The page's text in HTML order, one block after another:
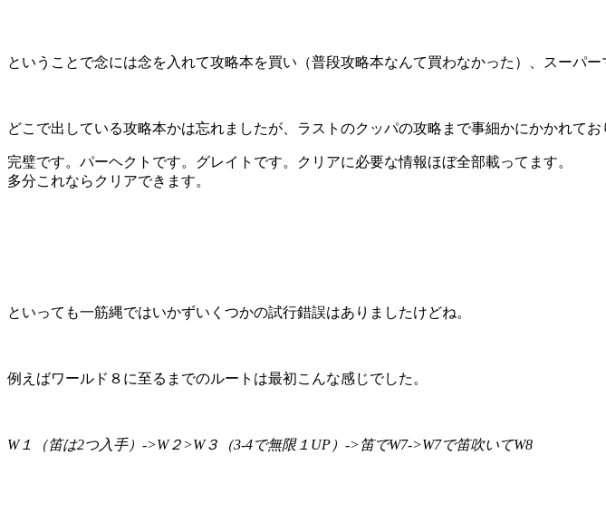
ということで念には念を入れて攻略本を買い（普段攻略本なんて買わなかった）、スーパー
どこで出している攻略本かは忘れましたが、ラストのクッパの攻略まで事細かにかかれて
完璧です。パーヘクトです。グレイトです。クリアに必要な情報ほぼ全部載ってます。
多分これならクリアできます。
といっても一筋縄ではいかずいくつかの試行錯誤はありましたけどね。
例えばワールド８に至るまでのルートは最初こんな感じでした。
W１（笛は2つ入手）->W２>W３（3-4で無限１UP）->笛でW7->W7で笛吹いてW8